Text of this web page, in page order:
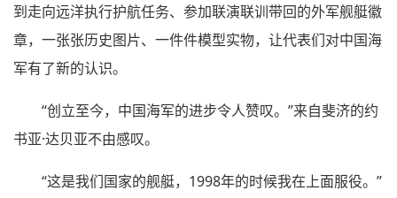
到走向远洋执行护航任务、参加联演联训带回的外军舰艇徽
章，一张张历史图片、一件件模型实物，让代表们对中国海
军有了新的认识。
“创立至今，中国海军的进步令人赞叹。”来自斐济的约
书亚·达贝亚不由感叹。
“这是我们国家的舰艇，1998年的时候我在上面服役。”